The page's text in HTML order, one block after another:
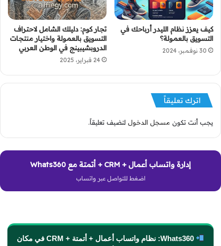
كيف يعزز نظام الليدر أرباحك في
التسويق بالعمولة؟
30 نوفمبر، 2024
تجار كوم: دليلك الشامل لاحتراف
التسويق بالعمولة واختيار منتجات
الدروبشيبينج في الوطن العربي
24 فبراير، 2025
اترك تعليقاً
يجب أنت تكون مسجل الدخول لتضيف تعليقاً.
إدارة واتساب أعمال + CRM + أتمتة مع Whats360
اضغط للتواصل عبر واتساب
Whats360: نظام واتساب أعمال + أتمتة + CRM في مكان